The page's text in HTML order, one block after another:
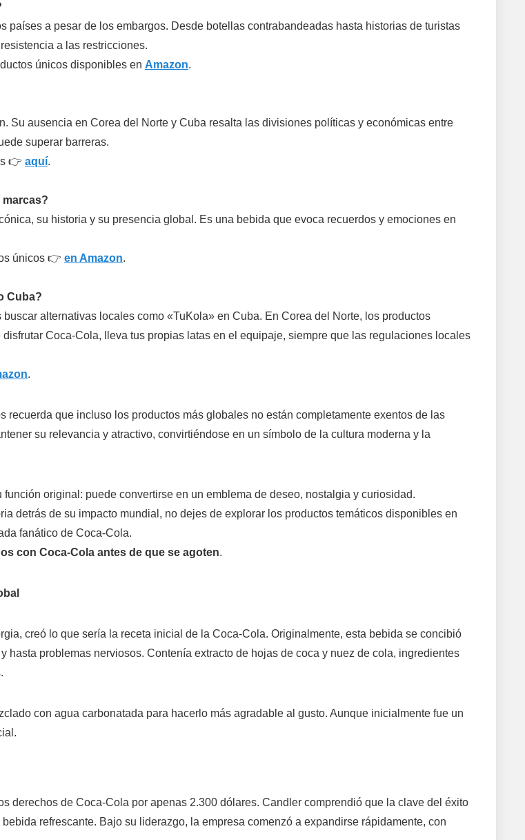
a pesar de los embargos. Desde botellas contrabandeadas hasta historias de turistas
a las restricciones.
únicos disponibles en Amazon.
Su ausencia en Corea del Norte y Cuba resalta las divisiones políticas y económicas entre
superar barreras.
👉 aquí.
marcas?
su historia y su presencia global. Es una bebida que evoca recuerdos y emociones en
únicos 👉 en Amazon.
Cuba?
alternativas locales como «TuKola» en Cuba. En Corea del Norte, los productos
Coca-Cola, lleva tus propias latas en el equipaje, siempre que las regulaciones locales
.
que incluso los productos más globales no están completamente exentos de las
su relevancia y atractivo, convirtiéndose en un símbolo de la cultura moderna y la
original: puede convertirse en un emblema de deseo, nostalgia y curiosidad.
detrás de su impacto mundial, no dejes de explorar los productos temáticos disponibles en
fanático de Coca-Cola.
con Coca-Cola antes de que se agoten.
creó lo que sería la receta inicial de la Coca-Cola. Originalmente, esta bebida se concibió
problemas nerviosos. Contenía extracto de hojas de coca y nuez de cola, ingredientes
con agua carbonatada para hacerlo más agradable al gusto. Aunque inicialmente fue un
derechos de Coca-Cola por apenas 2.300 dólares. Candler comprendió que la clave del éxito
refrescante. Bajo su liderazgo, la empresa comenzó a expandirse rápidamente, con